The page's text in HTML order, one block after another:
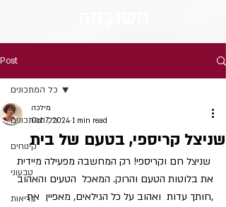
Post
כל המתכונים
קינוחים
טבעוני
בריאות
כל המתכונים
שניצל קריספי, בטעם של בית
מילכה
Oct 7, 2024 1 min read
שניצל חם וקריספי! רק המחשבה מפעילה מיידית
את בלוטות הטעם והרוק. המאכל  הטעים והאהוב
,חותך עדות  ואהוב על כל הגילאים, מאפיין  את